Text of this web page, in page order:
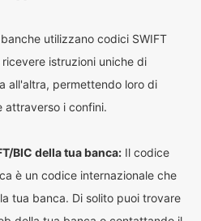
utilizzano codici SWIFT
istruzioni uniche di
all'altra, permettendo loro di
attraverso i confini.
BIC della tua banca: Il codice
è un codice internazionale che
tua banca. Di solito puoi trovare